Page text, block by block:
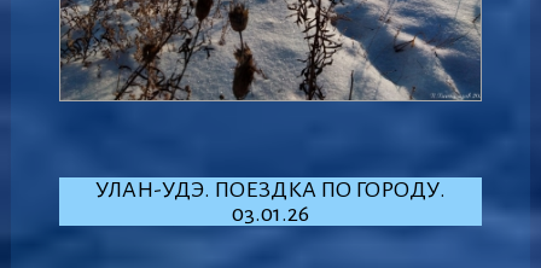
УЛАН-УДЭ. ПОЕЗДКА ПО ГОРОДУ.
03.01.26